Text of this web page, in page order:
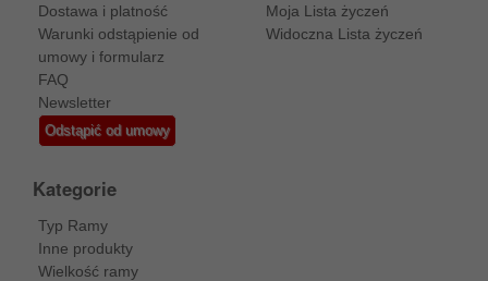
Dostawa i platność
Warunki odstąpienie od
umowy i formularz
FAQ
Newsletter
Odstąpić od umowy
Moja Lista życzeń
Widoczna Lista życzeń
Kategorie
Typ Ramy
Inne produkty
Wielkość ramy